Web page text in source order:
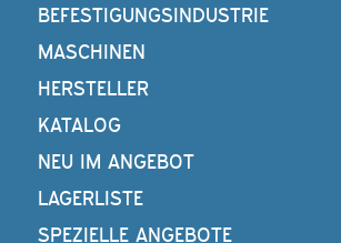
BEFESTIGUNGSINDUSTRIE
MASCHINEN
HERSTELLER
KATALOG
NEU IM ANGEBOT
LAGERLISTE
SPEZIELLE ANGEBOTE